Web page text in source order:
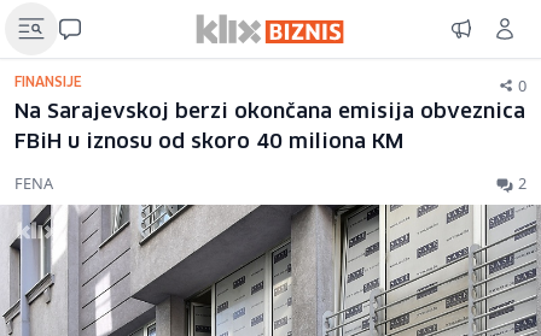
FINANSIJE 0
Na Sarajevskoj berzi okončana emisija obveznica
FBiH u iznosu od skoro 40 miliona KM
FENA 2